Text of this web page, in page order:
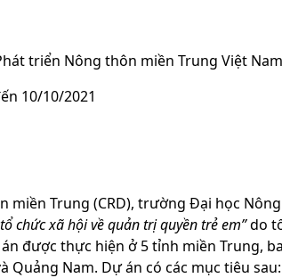
triển Nông thôn miền Trung Việt Nam
10/10/2021
miền Trung (CRD), trường Đại học
chức xã hội về quản trị quyền trẻ em”do
được thực hiện ở 5 tỉnh miền Trung,
Quảng Nam. Dự án có các mục tiêu sau: